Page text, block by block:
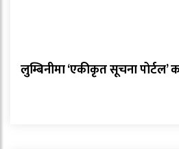
लुम्बिनीमा ‘एकीकृत सूचना पोर्टल’